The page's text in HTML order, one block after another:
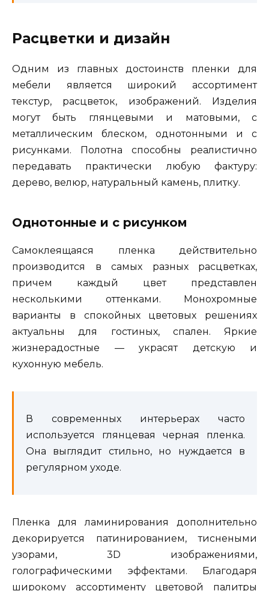
Расцветки и дизайн
Одним из главных достоинств пленки для
мебели является широкий ассортимент
текстур, расцветок, изображений. Изделия
могут быть глянцевыми и матовыми, с
металлическим блеском, однотонными и с
рисунками. Полотна способны реалистично
передавать практически любую фактуру:
дерево, велюр, натуральный камень, плитку.
Однотонные и с рисунком
Самоклеящаяся пленка действительно
производится в самых разных расцветках,
причем каждый цвет представлен
несколькими оттенками. Монохромные
варианты в спокойных цветовых решениях
актуальны для гостиных, спален. Яркие
жизнерадостные — украсят детскую и
кухонную мебель.
В современных интерьерах часто
используется глянцевая черная пленка.
Она выглядит стильно, но нуждается в
регулярном уходе.
Пленка для ламинирования дополнительно
декорируется патинированием, тиснеными
узорами, 3D изображениями,
голографическими эффектами. Благодаря
широкому ассортименту цветовой палитры